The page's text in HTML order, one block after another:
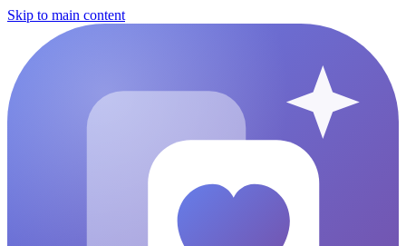
Skip to main content